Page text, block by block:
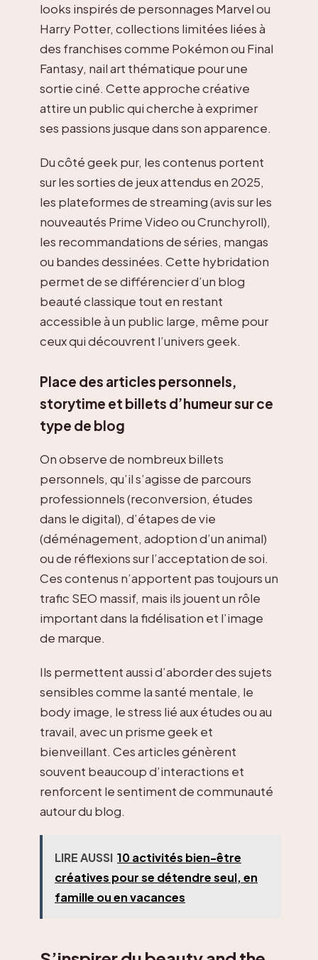
looks inspirés de personnages Marvel ou
Harry Potter, collections limitées liées à
des franchises comme Pokémon ou Final
Fantasy, nail art thématique pour une
sortie ciné. Cette approche créative
attire un public qui cherche à exprimer
ses passions jusque dans son apparence.
Du côté geek pur, les contenus portent
sur les sorties de jeux attendus en 2025,
les plateformes de streaming (avis sur les
nouveautés Prime Video ou Crunchyroll),
les recommandations de séries, mangas
ou bandes dessinées. Cette hybridation
permet de se différencier d’un blog
beauté classique tout en restant
accessible à un public large, même pour
ceux qui découvrent l’univers geek.
Place des articles personnels,
storytime et billets d’humeur sur ce
type de blog
On observe de nombreux billets
personnels, qu’il s’agisse de parcours
professionnels (reconversion, études
dans le digital), d’étapes de vie
(déménagement, adoption d’un animal)
ou de réflexions sur l’acceptation de soi.
Ces contenus n’apportent pas toujours un
trafic SEO massif, mais ils jouent un rôle
important dans la fidélisation et l’image
de marque.
Ils permettent aussi d’aborder des sujets
sensibles comme la santé mentale, le
body image, le stress lié aux études ou au
travail, avec un prisme geek et
bienveillant. Ces articles génèrent
souvent beaucoup d’interactions et
renforcent le sentiment de communauté
autour du blog.
LIRE AUSSI 10 activités bien-être
créatives pour se détendre seul, en
famille ou en vacances